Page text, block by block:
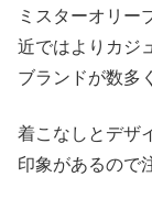
ミスターオリー
近ではよりカジ
ブランドが数多
着こなしとデザ
印象があるので